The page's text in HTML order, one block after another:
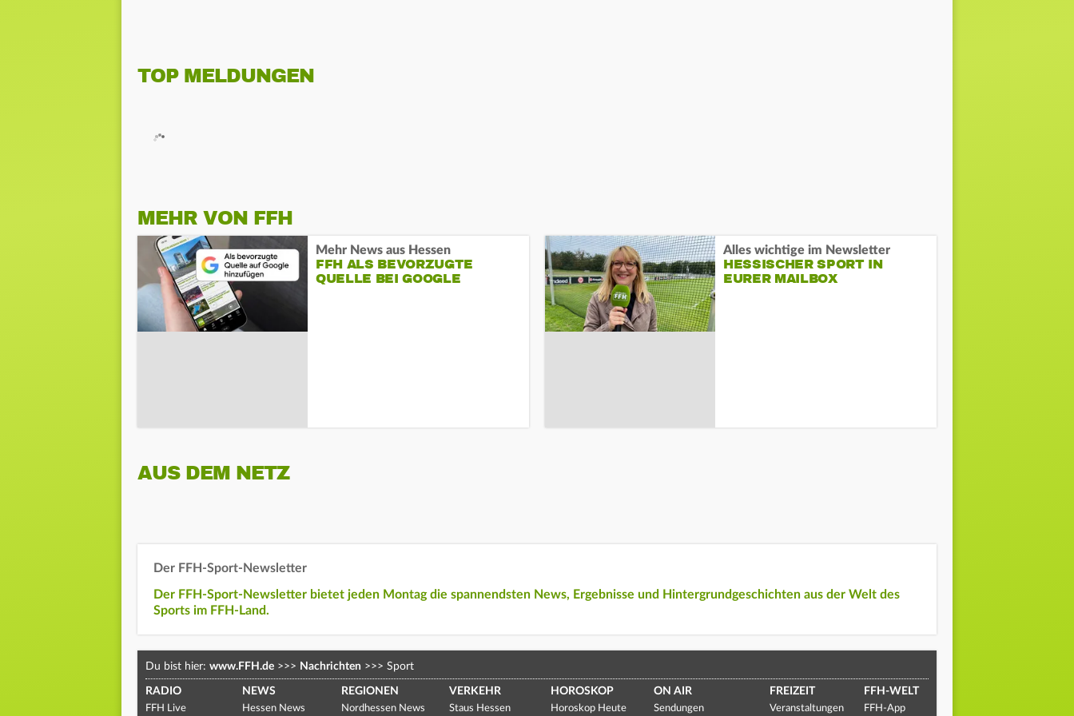
TOP MELDUNGEN
MEHR VON FFH
Mehr News aus Hessen
FFH ALS BEVORZUGTE
QUELLE BEI GOOGLE
Alles wichtige im Newsletter
HESSISCHER SPORT IN
EURER MAILBOX
AUS DEM NETZ
Der FFH-Sport-Newsletter
Der FFH-Sport-Newsletter bietet jeden Montag die spannendsten News, Ergebnisse und Hintergrundgeschichten aus der Welt des
Sports im FFH-Land.
Du bist hier: www.FFH.de >>> Nachrichten >>> Sport
RADIO
FFH Live
NEWS
Hessen News
REGIONEN
Nordhessen News
VERKEHR
Staus Hessen
HOROSKOP
Horoskop Heute
ON AIR
Sendungen
FREIZEIT
Veranstaltungen
FFH-WELT
FFH-App